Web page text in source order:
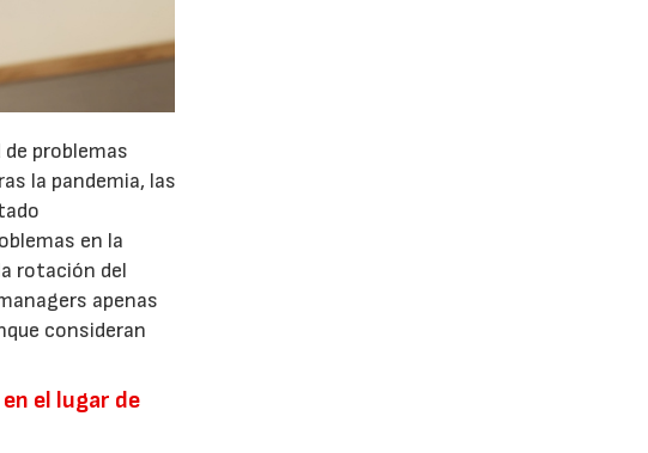
problemas
la pandemia, las
en la
rotación del
apenas
consideran
el lugar de